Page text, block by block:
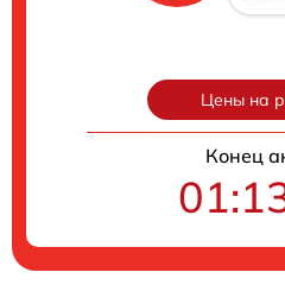
Цены на
Конец